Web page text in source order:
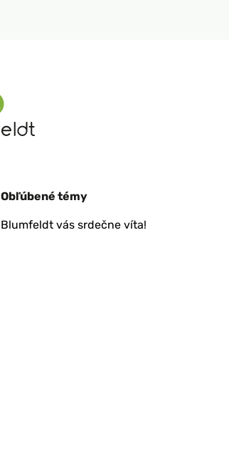
Obľúbené témy
Blumfeldt vás srdečne víta!